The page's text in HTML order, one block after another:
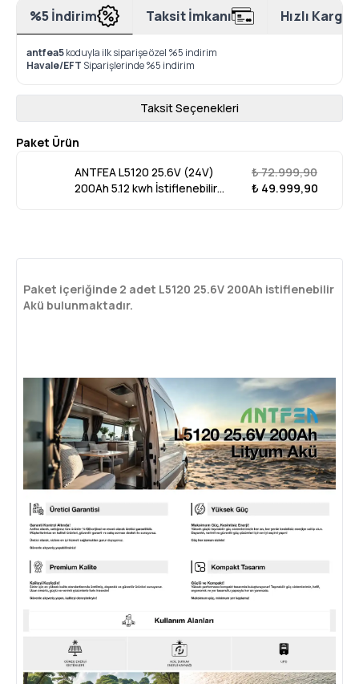
%5 İndirim Taksit İmkanı Hızlı Kargo
antfea5koduyla ilk siparişe özel %5 indirim
Havale/EFTSiparişlerinde %5 indirim
Taksit Seçenekleri
Paket Ürün
ANTFEA L5120 25.6V (24V)
200Ah 5.12 kwh İstiflenebilir
₺ 72.999,90
₺ 49.999,90
Paket içeriğinde 2 adet L5120 25.6V 200Ah istiflenebilir
Akü bulunmaktadır.